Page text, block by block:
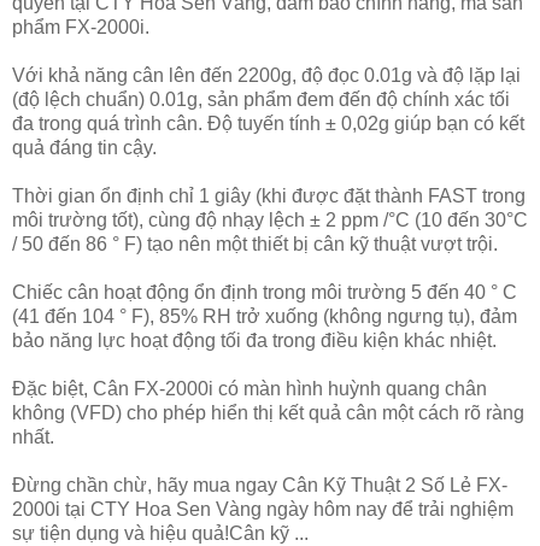
phẩm FX-2000i.
Với khả năng cân lên đến 2200g, độ đọc 0.01g và độ lặp lại
(độ lệch chuẩn) 0.01g, sản phẩm đem đến độ chính xác tối
đa trong quá trình cân. Độ tuyến tính ± 0,02g giúp bạn có kết
quả đáng tin cậy.
Thời gian ổn định chỉ 1 giây (khi được đặt thành FAST trong
môi trường tốt), cùng độ nhạy lệch ± 2 ppm /°C (10 đến 30°C
/ 50 đến 86 ° F) tạo nên một thiết bị cân kỹ thuật vượt trội.
Chiếc cân hoạt động ổn định trong môi trường 5 đến 40 ° C
(41 đến 104 ° F), 85% RH trở xuống (không ngưng tụ), đảm
bảo năng lực hoạt động tối đa trong điều kiện khác nhiệt.
Đặc biệt, Cân FX-2000i có màn hình huỳnh quang chân
không (VFD) cho phép hiển thị kết quả cân một cách rõ ràng
nhất.
Đừng chần chừ, hãy mua ngay Cân Kỹ Thuật 2 Số Lẻ FX-
2000i tại CTY Hoa Sen Vàng ngày hôm nay để trải nghiệm
sự tiện dụng và hiệu quả!Cân kỹ ...